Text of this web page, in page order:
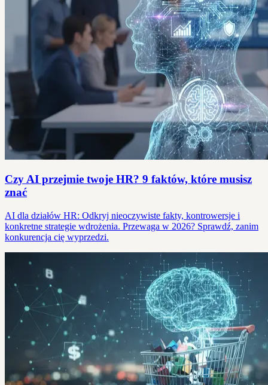
Czy AI przejmie twoje HR? 9 faktów, które musisz
znać
AI dla działów HR: Odkryj nieoczywiste fakty, kontrowersje i
konkretne strategie wdrożenia. Przewaga w 2026? Sprawdź, zanim
konkurencja cię wyprzedzi.